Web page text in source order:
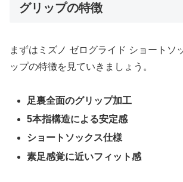
グリップの特徴
まずはミズノ ゼログライド ショートソ
ップの特徴を見ていきましょう。
足裏全面のグリップ加工
5本指構造による安定感
ショートソックス仕様
素足感覚に近いフィット感